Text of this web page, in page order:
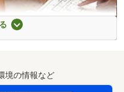
造・工法・仕様
境の情報など